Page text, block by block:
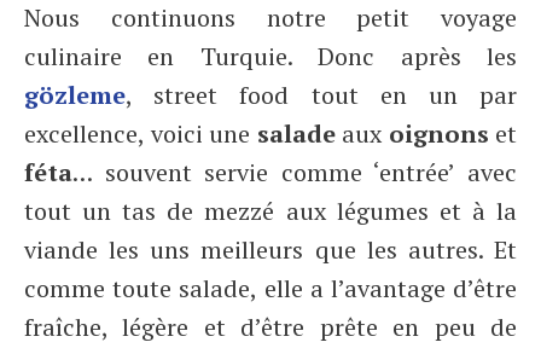
Nous continuons notre petit voyage
culinaire en Turquie. Donc après les
gözleme, street food tout en un par
excellence, voici une salade aux oignons et
féta… souvent servie comme ‘entrée’ avec
tout un tas de mezzé aux légumes et à la
viande les uns meilleurs que les autres. Et
comme toute salade, elle a l’avantage d’être
fraîche, légère et d’être prête en peu de